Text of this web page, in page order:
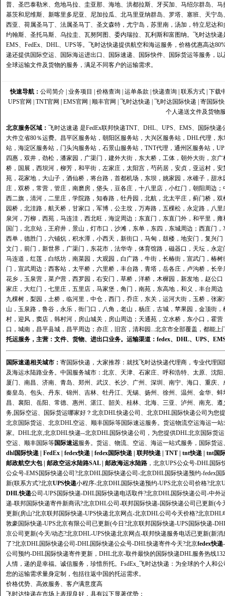
普、圣巴泰勒米、危地马拉、圭亚那、海地、洪都拉斯、牙买加、马绍尔群岛、
基茨和尼维斯、新喀里多尼亚、尼加拉瓜、北马里亚纳群岛、罗塔、塞班、天宁
西亚、荷属圣马丁、法属圣马丁、圣文森特，尤宁岛，苏里南，汤加，特立尼达
约翰斯、圣托马斯、乌拉圭、瓦努阿图、委内瑞拉、瓦利斯和富图纳。飞时达快
EMS、FedEx、DHL、UPS等。飞时达快递提供航空和海运服务，价格优惠高达
递还提供国际空运、国际海运进出口、国际速递、国际快件、国际货运等服务，
全球运输文件及货物的服务，满足不同客户的运输需求。
快速导航： 公司简介 业务项目 价格查询 运单条款 |快递查询 联系方式 下载
UPS官网
TNT官网 EMS官网 顺丰官网 飞时达快递 飞时达国际快递 | 寄国际
个人递送文件及货物
北京服务区域： 飞时达速递 是FedEx联邦快递TNT、DHL、UPS、EMS、国际快
大件立省80％运费。 昌平区服务站 ， 朝阳区服务站 ， 大兴区服务站 ， DHL代理 ， 东
站 ， 海淀区服务站 ， 门头沟服务站 ， 石景山服务站 ， TNT代理 ， 通州区服务站 ，
四惠，双井，劲松，潘家园，广渠门，建外大街，东大桥，工体，朝外大街，京
桥，国展，西坝河，柳芳，和平街，左家庄，太阳宫，芍药居，安贞，亚运村，
苑，花家地，大山子，酒仙桥，将台路，首都机场，东坝，姚家园，水碓子，甜
庄，双桥，常营，管庄，南磨房，垡头，豆各庄，十八里店，小红门，朝阳周边
西二旗，清河，二里庄，学院路，知春路，牡丹园，北航，北太平庄，蓟门桥，
园桥，北洼路，航天桥，甘家口，军博，公主坟，万寿路，五棵松，永定路，八
泉河，万柳，西苑，马连洼，西北旺，海淀周边；东直门，东直门外，和平里，
国门，北京站，王府井，景山，灯市口，沙滩，东单，东四，东城周边；西直门
西单，德胜门，六铺炕，积水潭，小西天，新街口，马甸，鼓楼，地安门，复兴
文门，前门，新世界，广渠门，东花市，法华寺，体育馆路，磁器口，天坛，永
马连道，红莲，白纸坊，南菜园，大观园，白广路，牛街，长椿街，宣武门，椿
门，宣武周边；西客站，太平桥，六里桥，丰台路，青塔，岳各庄，卢沟桥，长
花乡，玉泉营，菜户营，西罗园，右安门，草桥，洋桥，木樨园，新发地，赵公
家庄，大红门，七里庄，五里店，马家堡，角门，南苑，东高地，和义，丰台周
九棵树，梨园，土桥，临河里，中仓，西门，乔庄，东关，运河大街，玉桥，张
山，玉泉路，鲁谷，永乐，衙门口，八角，老山，杨庄，古城，苹果园，金顶街
村，迎风，窦店，韩村河，房山城关，房山周边；天通苑，立水桥，东小口，霍
口，城南，昌平县城，昌平周边；亦庄，旧宫，清和园...北京市全部覆盖，都能上
托运服务，主营：文件、货物、进出口业务。运输渠道： fedex、 DHL、 UPS、
国际速递相关城市： 寄国际快递，大家推荐：就找飞时达快递代理商，专业代理
及海运水陆路业务。中国服务城市：北京、天津、石家庄、呼和浩特、太原、沈
厦门、南昌、济南、青岛、郑州、武汉、长沙、广州、深圳、南宁、海口、重庆
秦皇岛、包头、丹东、锦州、吉林、牡丹江、无锡、扬州、徐州、温州、金华、
昌、襄阳、岳阳、常德、惠州、湛江、韶关、桂林、北海、三亚、泸州、南充、
务,国际空运、国际货运哪家好？北京DHL快递公司、北京DHL国际快递公司为
北京国际货运、北京DHL空运、顺丰国际等国际速运服务。货运物流空运海运一
家。DHL北京,北京DHL快递--北京DHL国际快递公司，为您提供DHL北京国际货
空运、 顺丰国际等国际速运服务。货运、物流、 空运、 海运一站式服务，国际货运
dhl国际快递
FedEx fedex快递 fedex国际快递 联邦快递 TNT tnt快递
tnt国
邮政航空大包| 邮政空运水陆路SAL| 邮政海运水陆路 ，北京UPS公众号-DHL国
公众号-EMS国际快递公司?北京DHL国际快递公司-北京DHL国际快递预约-fedex
新(联系方式?北京UPS快递小程序-北京DHL国际快递预约-UPS北京公司价格?北
DHL快递公司-UPS国际快递-DHL国际快递电话取件?北京DHL国际快递公司-中
递-联邦国际快递寄件新商讯?北京DHL公司-联邦国际快递-国际快递公司已更新(
更新(房山?北京联邦国际快递-UPS快递北京网点-北京DHL公司今天价格?北京
敦豪国际快递-UPS北京有限公司已更新(今日?北京联邦国际快递-UPS国际快递-
京公司更新(今天/动态?北京DHL-UPS快递北京网点-联邦快递服务电话已更新(新
了?北京DHL国际快递公司-DHL国际快递公众号-DHL快递寄件今天?北京fedex快递
公司预约-DHL国际快递寄件更新，DHL北京-取件最快的 国际快递DHL服务热线
人情，递的是幸福。诚信服务，珍惜所托。FsdEx_飞时达快递：为全球的个人和
您的运输需求量身定制，包括往返中国的托运需求。
价格优势、高效服务、客户满意度高
飞时达快递在市场上表现良好，具有以下显著优势：